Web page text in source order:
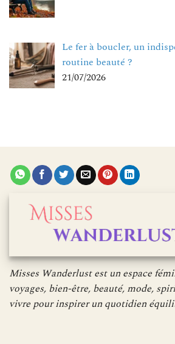
Le fer à boucler, un
routine beauté ?
21/07/2026
Misses Wanderlust est un espace
voyages, bien-être, beauté, mode,
vivre pour inspirer un quotidien